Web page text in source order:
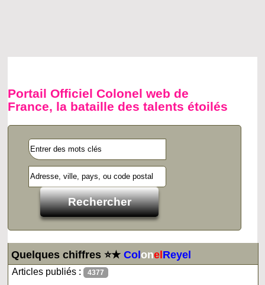
Portail Officiel Colonel web de
France, la bataille des talents étoilés
Quelques chiffres ⭐★ColonelReyel
Articles publiés : 4377